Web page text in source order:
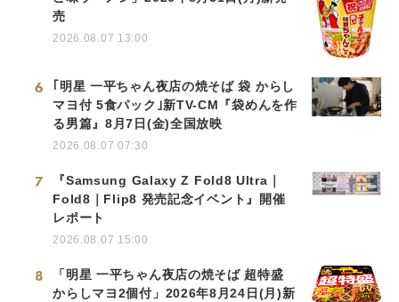
売
2026.08.07 13:00
6
｢明星 一平ちゃん夜店の焼そば 袋 からし
マヨ付 5食パック｣新TV-CM『袋めんを作
る男篇』8月7日(金)全国放映
2026.08.07 07:30
7
『Samsung Galaxy Z Fold8 Ultra｜
Fold8｜Flip8 発売記念イベント』開催
レポート
2026.08.07 15:00
8
「明星 一平ちゃん夜店の焼そば 超特盛
からしマヨ2個付」2026年8月24日(月)新